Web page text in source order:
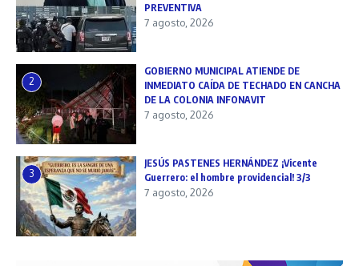
PREVENTIVA
7 agosto, 2026
2
GOBIERNO MUNICIPAL ATIENDE DE
INMEDIATO CAÍDA DE TECHADO EN CANCHA
DE LA COLONIA INFONAVIT
7 agosto, 2026
3
JESÚS PASTENES HERNÁNDEZ ¡Vicente
Guerrero: el hombre providencial! 3/3
7 agosto, 2026